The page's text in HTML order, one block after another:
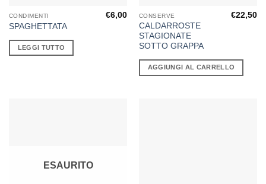
CONDIMENTI
SPAGHETTATA
€6,00
LEGGI TUTTO
CONSERVE
CALDARROSTE
STAGIONATE
SOTTO GRAPPA
€22,50
AGGIUNGI AL CARRELLO
ESAURITO